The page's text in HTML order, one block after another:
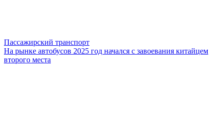
Пассажирский транспорт
На рынке автобусов 2025 год начался с завоевания китайцем
второго места